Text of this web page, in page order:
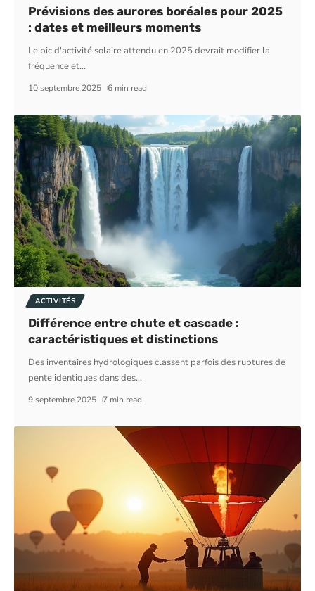
Prévisions des aurores boréales pour 2025
: dates et meilleurs moments
Le pic d'activité solaire attendu en 2025 devrait modifier la
fréquence et…
10 septembre 2025 6 min read
ACTIVITÉS
Différence entre chute et cascade :
caractéristiques et distinctions
Des inventaires hydrologiques classent parfois des ruptures de
pente identiques dans des…
9 septembre 2025 7 min read